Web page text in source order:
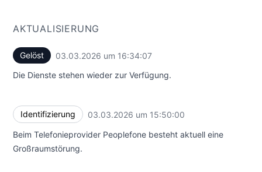
AKTUALISIERUNG
Gelöst 03.03.2026 um 16:34:07
Die Dienste stehen wieder zur Verfügung.
Identifizierung 03.03.2026 um 15:50:00
Beim Telefonieprovider Peoplefone besteht aktuell eine
Großraumstörung.